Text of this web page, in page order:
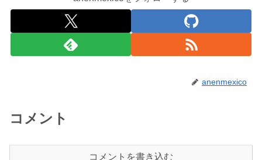
anenmexico
コメント
コメントを書き込む